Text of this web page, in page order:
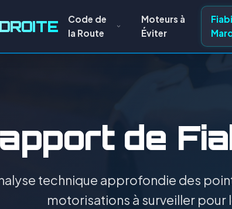
Code de
la Route
Moteurs à
Éviter
de
technique approfondie des
motorisations à surveiller